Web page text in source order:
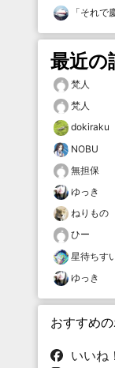
「それで
最近の
梵人
梵人
dokiraku
NOBU
無担保
ゆっき
ねりもの
ひー
星待ちす
ゆっき
おすすめ
いいね